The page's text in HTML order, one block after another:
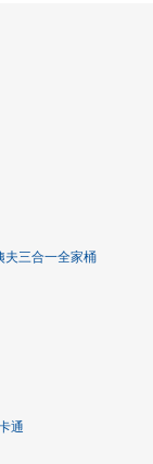
夫三合一全家桶
通